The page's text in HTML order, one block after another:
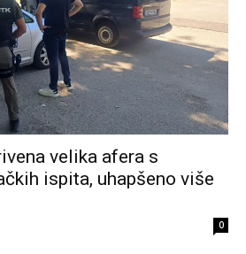
velika afera s
ispita, uhapšeno više
0